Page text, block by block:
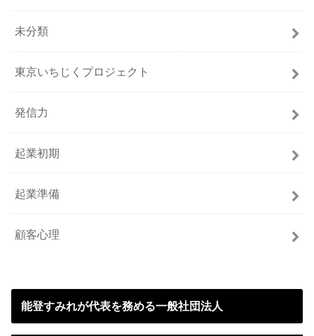
未分類
東京いちじくプロジェクト
発信力
起業初期
起業準備
顧客心理
能登すみれが代表を務める一般社団法人